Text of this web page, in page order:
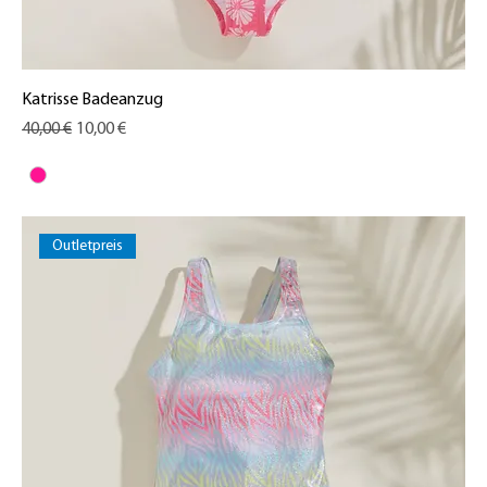
Katrisse Badeanzug
Standardpreis
40,00 € Sale-Preis
10,00 €
Outletpreis